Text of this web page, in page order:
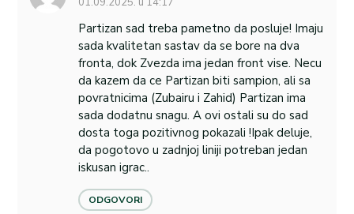
Partizan sad treba pametno da posluje! Imaju
sada kvalitetan sastav da se bore na dva
fronta, dok Zvezda ima jedan front vise. Necu
da kazem da ce Partizan biti sampion, ali sa
povratnicima (Zubairu i Zahid) Partizan ima
sada dodatnu snagu. A ovi ostali su do sad
dosta toga pozitivnog pokazali !Ipak deluje,
da pogotovo u zadnjoj liniji potreban jedan
iskusan igrac..
ODGOVORI